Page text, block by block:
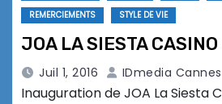
REMERCIEMENTS
STYLE DE VIE
JOA LA SIESTA
Juil 1, 2016 IDmedia Cannes
Inauguration de JOA La Siesta